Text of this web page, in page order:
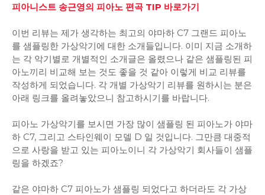
피아니스트 송근영의 피아노 편곡 TIP 바로가기
이번 리뷰는 제가 생각하는 최고의 야마하 C7 그랜드 피아노
를 샘플링한 가상악기에 대한 소개들입니다. 이미 지금 소개하
는 각 악기별로 개별적인 소개글은 올렸으나 같은 샘플링된 피
아노끼리 비교해 보는 것도 좋을 것 같아 이렇게 비교 리뷰를
작성하게 되었습니다. 각 개별 가상악기 리뷰를 원하시는 분은
아래 링크를 올려놓았으니 참고하시기를 바랍니다.
피아노 가상악기를 보시면 가장 많이 샘플링 된 피아노가 야마
하 C7, 그리고 스타인웨이 모델 D 일 것입니다. 그만큼 대중적
으로 사랑을 받고 있는 피아노이니 각 가상악기 회사들이 샘플
링을 하겠죠?
같은 야마하 C7 피아노가 샘플링 되었다고 하더라도 각 가상